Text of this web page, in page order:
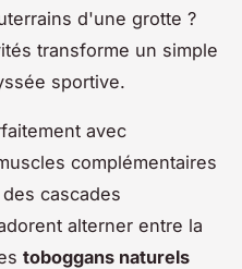
d'une grotte ?
transforme un simple
sportive.
avec
complémentaires
cascades
alterner entre la
toboggans naturels